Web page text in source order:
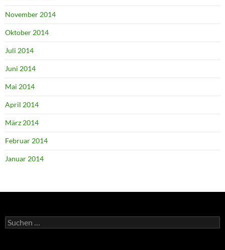
November 2014
Oktober 2014
Juli 2014
Juni 2014
Mai 2014
April 2014
März 2014
Februar 2014
Januar 2014
Suchen
nach: